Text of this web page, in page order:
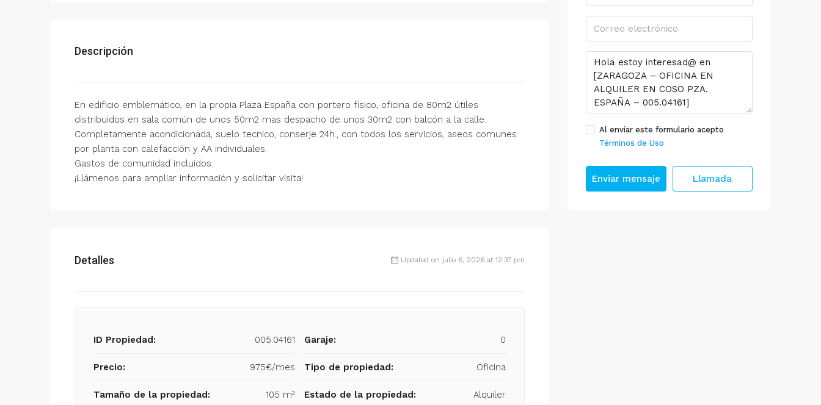
Descripción
En edificio emblemático, en la propia Plaza España con portero físico, oficina de 80m2 útiles
distribuidos en sala común de unos 50m2 mas despacho de unos 30m2 con balcón a la calle.
Completamente acondicionada, suelo tecnico, conserje 24h., con todos los servicios, aseos comunes
por planta con calefacción y AA individuales.
Gastos de comunidad incluidos.
¡Llámenos para ampliar información y solicitar visita!
Detalles Updated on julio 6, 2026 at 12:37 pm
ID Propiedad: 005.04161
Precio: 975€/mes
Tamaño de la propiedad: 105 m²
Garaje: 0
Tipo de propiedad: Oficina
Estado de la propiedad: Alquiler
Al enviar este formulario acepto
Términos de Uso
Enviar mensaje Llamada